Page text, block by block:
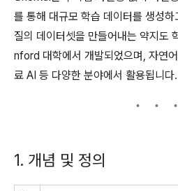
를 통해 대규모 학습 데이터를 생성
질의 데이터셋을 만들어내는 약지도
nford 대학에서 개발되었으며, 자연
료 AI 등 다양한 분야에서 활용됩니다.
1. 개념 및 정의